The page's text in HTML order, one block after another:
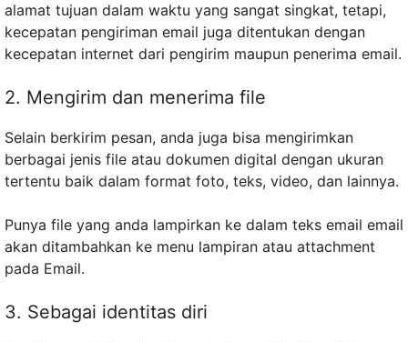
alamat tujuan dalam waktu yang sangat singkat, tetapi,
kecepatan pengiriman email juga ditentukan dengan
kecepatan internet dari pengirim maupun penerima email.
2. Mengirim dan menerima file
Selain berkirim pesan, anda juga bisa mengirimkan
berbagai jenis file atau dokumen digital dengan ukuran
tertentu baik dalam format foto, teks, video, dan lainnya.
Punya file yang anda lampirkan ke dalam teks email email
akan ditambahkan ke menu lampiran atau attachment
pada Email.
3. Sebagai identitas diri